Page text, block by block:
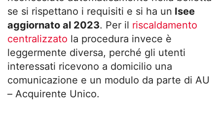
se si rispettano i requisiti e si ha un Isee
aggiornato al 2023. Per il riscaldamento
centralizzato la procedura invece è
leggermente diversa, perché gli utenti
interessati ricevono a domicilio una
comunicazione e un modulo da parte di AU
– Acquirente Unico.